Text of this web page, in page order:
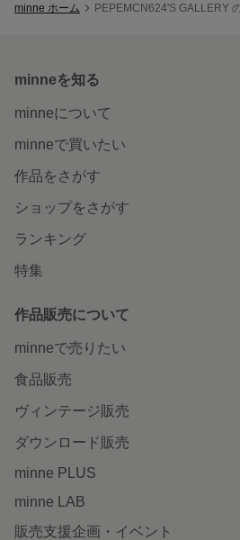
minne ホーム PEPEMCN624'S GALLERY
minneを知る
minneについて
minneで買いたい
作品をさがす
ショップをさがす
ランキング
特集
作品販売について
minneで売りたい
食品販売
ヴィンテージ販売
ダウンロード販売
minne PLUS
minne LAB
販売支援企画・イベント